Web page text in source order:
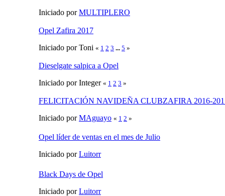
Iniciado porMULTIPLERO
Opel Zafira 2017
Iniciado por Toni « 1 2 3 ... 5 »
Dieselgate salpica a Opel
Iniciado por Integer « 1 2 3 »
FELICITACIÓN NAVIDEÑA CLUBZAFIRA 2016-
Iniciado porMAguayo « 1 2 »
Opel líder de ventas en el mes de Julio
Iniciado porLuitorr
Black Days de Opel
Iniciado porLuitorr